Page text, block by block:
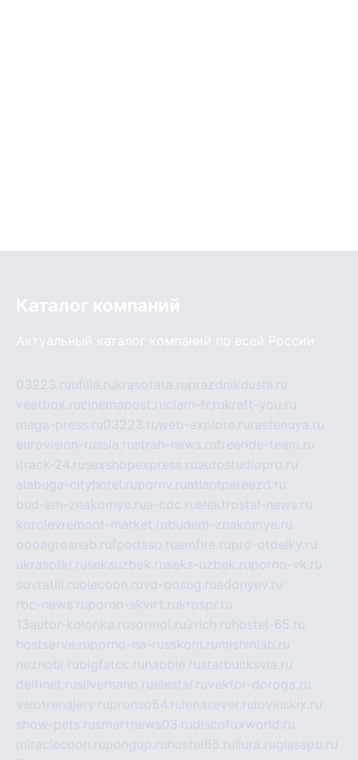
Каталог компаний
Актуальный каталог компаний по всей России
03223.ruufille.rukrasotata.ruprazdnikdushi.ru
veetbox.rucinemapost.ruciam-fr.rukraft-you.ru
mega-press.ru03223.ruweb-explore.ru rastenuya.ru
eurovision-russia.rustrah-news.rufreeride-team.ru
itrack-24.rusexshopexpress.ruautostudiopro.ru
alabuga-cityhotel.rupornv.ruatlantpereezd.ru
bud-em-znakomye.rua-cdc.ruelektrostal-news.ru
korolevremont-market.rubudem-znakomye.ru
oooagrosnab.rufpodaso.ruemfire.rupro-otdelky.ru
ukrasotki.ruseksuzbek.ruseks-uzbek.ruporno-vk.ru
sovratili.ruolecoon.ruvd-dosug.ruadonyev.ru
rbc-news.ruporno-skvirt.rukrospr.ru
13autor-kolonka.rusormol.ru2rich.ru hostel-65.ru
hostserve.ruporno-na-russkom.ru mishinlab.ru
neznobi.rubigfatcc.ru habble.rustarbucksvia.ru
delfinet.rusilvernano.ruelestal.ruvektor-doroga.ru
velotrenajery.rupronso54.ru lenasever.ru lovinskix.ru
show-pets.rusmartnews03.rudiscofoxworld.ru
miraclecoon.rupongup.ru hostel65.ru liura.ruglasspb.ru